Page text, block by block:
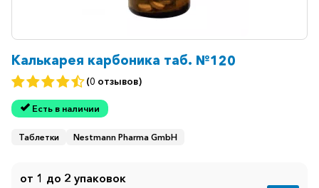
Калькарея карбоника таб. №120
(0 отзывов)
Есть в наличии
Таблетки Nestmann Pharma GmbH
от 1 до 2 упаковок